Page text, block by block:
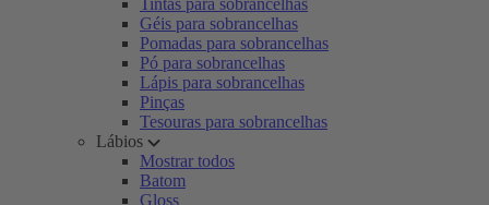
Tintas para sobrancelhas
Géis para sobrancelhas
Pomadas para sobrancelhas
Pó para sobrancelhas
Lápis para sobrancelhas
Pinças
Tesouras para sobrancelhas
Lábios
Mostrar todos
Batom
Gloss